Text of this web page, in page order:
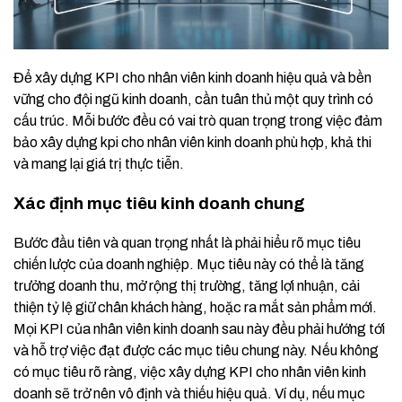
Để xây dựng KPI cho nhân viên kinh doanh hiệu quả và bền
vững cho đội ngũ kinh doanh, cần tuân thủ một quy trình có
cấu trúc. Mỗi bước đều có vai trò quan trọng trong việc đảm
bảo xây dựng kpi cho nhân viên kinh doanh phù hợp, khả thi
và mang lại giá trị thực tiễn.
Xác định mục tiêu kinh doanh chung
Bước đầu tiên và quan trọng nhất là phải hiểu rõ mục tiêu
chiến lược của doanh nghiệp. Mục tiêu này có thể là tăng
trưởng doanh thu, mở rộng thị trường, tăng lợi nhuận, cải
thiện tỷ lệ giữ chân khách hàng, hoặc ra mắt sản phẩm mới.
Mọi KPI của nhân viên kinh doanh sau này đều phải hướng tới
và hỗ trợ việc đạt được các mục tiêu chung này. Nếu không
có mục tiêu rõ ràng, việc xây dựng KPI cho nhân viên kinh
doanh sẽ trở nên vô định và thiếu hiệu quả. Ví dụ, nếu mục